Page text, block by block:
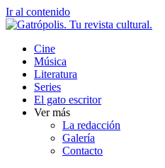
Ir al contenido
Cine
Música
Literatura
Series
El gato escritor
Ver más
La redacción
Galería
Contacto